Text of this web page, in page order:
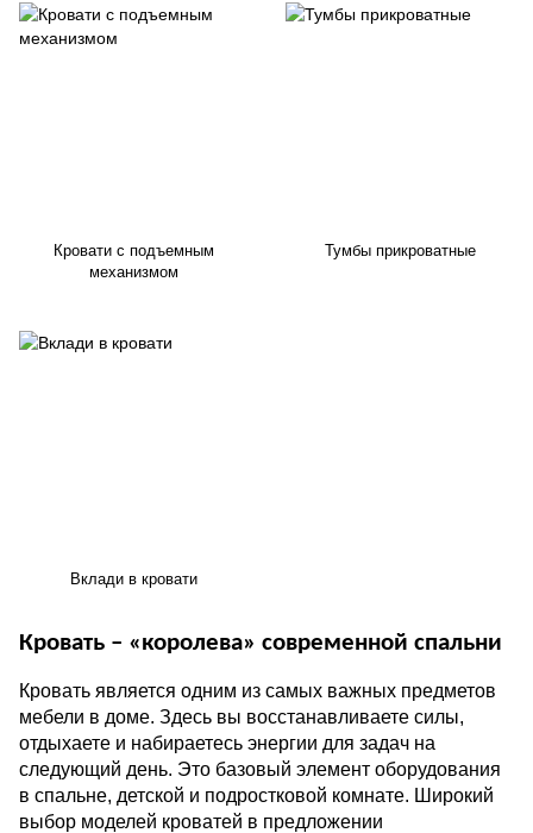
Кровать – «королева» современной спальни
Кровать является одним из самых важных предметов
мебели в доме. Здесь вы восстанавливаете силы,
отдыхаете и набираетесь энергии для задач на
следующий день. Это базовый элемент оборудования
в спальне, детской и подростковой комнате. Широкий
выбор моделей кроватей в предложении
Кровати с подъемным
механизмом
Тумбы прикроватные
Вклади в кровати